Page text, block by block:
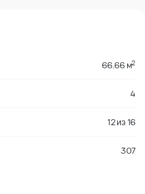
66.66 м2
4
12из16
307